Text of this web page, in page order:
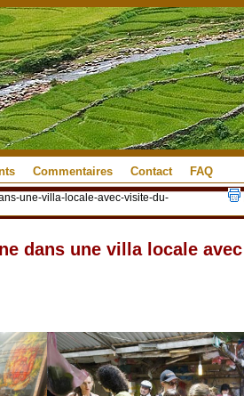
Commentaires Contact FAQ
une-villa-locale-avec-visite-du-
dans une villa locale